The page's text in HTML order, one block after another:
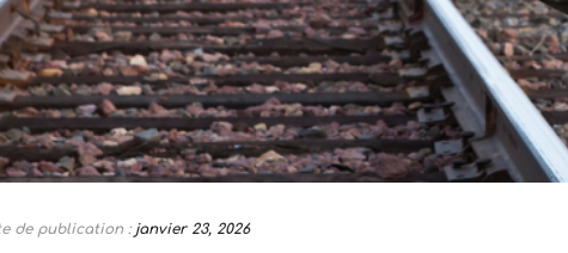
de publication : janvier 23, 2026